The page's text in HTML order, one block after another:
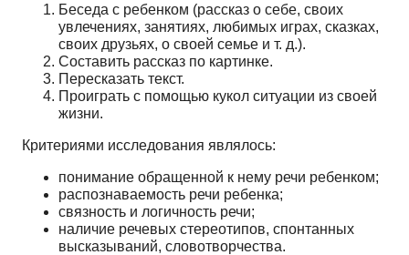
Беседа с ребенком (рассказ о себе, своих
увлечениях, занятиях, любимых играх, сказках,
своих друзьях, о своей семье и т. д.).
Составить рассказ по картинке.
Пересказать текст.
Проиграть с помощью кукол ситуации из своей
жизни.
Критериями исследования являлось:
понимание обращенной к нему речи ребенком;
распознаваемость речи ребенка;
связность и логичность речи;
наличие речевых стереотипов, спонтанных
высказываний, словотворчества.